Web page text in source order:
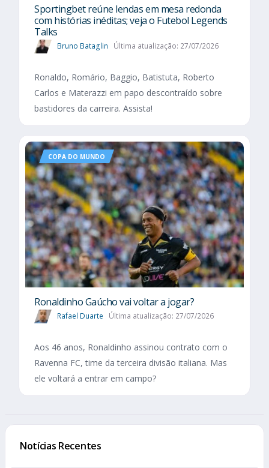
Sportingbet reúne lendas em mesa redonda
com histórias inéditas; veja o Futebol Legends
Talks
Bruno Bataglin Última atualização: 27/07/2026
Ronaldo, Romário, Baggio, Batistuta, Roberto
Carlos e Materazzi em papo descontraído sobre
bastidores da carreira. Assista!
COPA DO MUNDO
Ronaldinho Gaúcho vai voltar a jogar?
Rafael Duarte Última atualização: 27/07/2026
Aos 46 anos, Ronaldinho assinou contrato com o
Ravenna FC, time da terceira divisão italiana. Mas
ele voltará a entrar em campo?
Notícias Recentes